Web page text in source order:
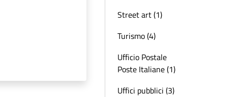
Street art (1)
Turismo (4)
Ufficio Postale
Poste Italiane (1)
Uffici pubblici (3)